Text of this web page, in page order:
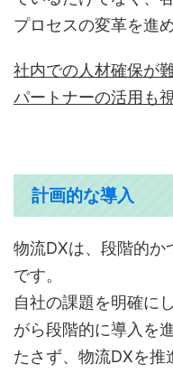
プロセスの変革を進
社内での人材確保が
パートナーの活用も
計画的な導入
物流DXは、段階的か
です。
自社の課題を明確に
がら段階的に導入を
たさず、物流DXを推